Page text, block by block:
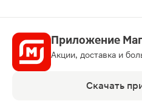
Приложение
Акции, доставка и
Скачать